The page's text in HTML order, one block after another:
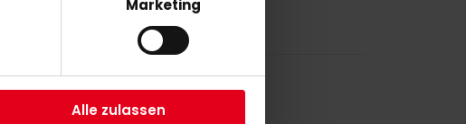
Marketing
Alle zulassen